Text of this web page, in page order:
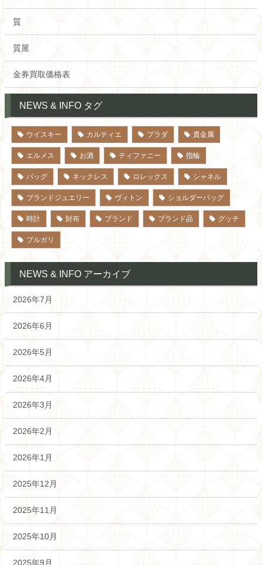
質
質屋
金券買取価格表
NEWS & INFO タグ
ウイスキー カルティエ プラダ 貴金属
エルメス お酒 ティファニー 指輪
バッグ ネックレス ロレックス シャネル
ブランドジュエリー ヴィトン ショルダーバッグ
時計 財布 ブランド ブランド品 グッチ
ブルガリ
NEWS & INFO アーカイブ
2026年7月
2026年6月
2026年5月
2026年4月
2026年3月
2026年2月
2026年1月
2025年12月
2025年11月
2025年10月
2025年9月